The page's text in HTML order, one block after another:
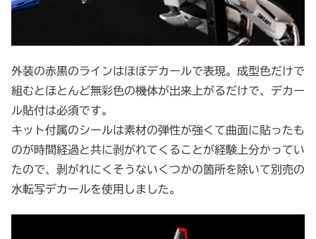
外装の赤黒のラインはほぼデカールで表現。成型色だけで
組むとほとんど無彩色の機体が出来上がるだけで、デカー
ル貼付は必須です。
キット付属のシールは素材の弾性が強くて曲面に貼ったも
のが時間経過と共に剥がれてくることが経験上分かってい
たので、剥がれにくそうないくつかの箇所を除いて別売の
水転写デカールを使用しました。